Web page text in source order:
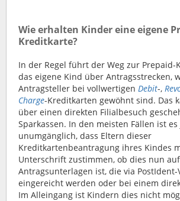
Wie erhalten Kinder eine eigene
Kreditkarte?
In der Regel führt der Weg zur
das eigene Kind über Antragsstrecken,
Antragsteller bei vollwertigen Debit-,
Charge-Kreditkarten gewöhnt sind. Das
über einen direkten Filialbesuch
Sparkassen. In den meisten Fällen ist es
unumgänglich, dass Eltern dieser
Kreditkartenbeantragung ihres Kindes
Unterschrift zustimmen, ob dies nun
Antragsunterlagen ist, die via PostIdent-
eingereicht werden oder bei einem
Im Alleingang ist Kindern dies nicht